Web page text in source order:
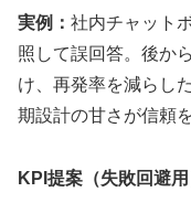
実例： 社内チャット
照して誤回答。後か
け、再発率を減らし
期設計の甘さが信頼
KPI提案（失敗回避用